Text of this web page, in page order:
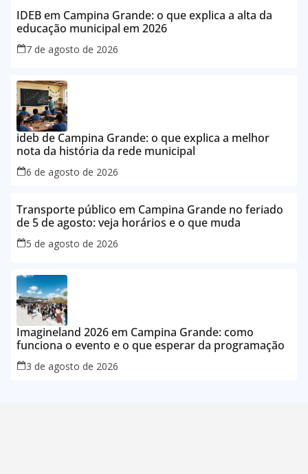
IDEB em Campina Grande: o que explica a alta da
educação municipal em 2026
7 de agosto de 2026
ideb de Campina Grande: o que explica a melhor
nota da história da rede municipal
6 de agosto de 2026
Transporte público em Campina Grande no feriado
de 5 de agosto: veja horários e o que muda
5 de agosto de 2026
Imagineland 2026 em Campina Grande: como
funciona o evento e o que esperar da programação
3 de agosto de 2026